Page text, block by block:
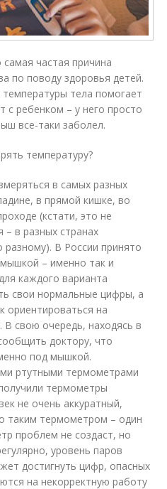
частая причина
по поводу здоровья детей.
тела помогает
с ребенком – у него просто
все-таки заболел.
температуру?
в самых разных
в прямой кишке, во
(кстати, это не
– в разных странах
разному). В России принято
– именно так и
каждого варианта
свои нормальные цифры, а
ориентироваться на
свою очередь, находясь в
доктору, что
под мышкой.
ртутными термометрами
термометры
не очень аккуратный,
таким термометром – один
проблем не создаст, но
уровень паров
достигнуть цифр, опасных
на некорректную работу